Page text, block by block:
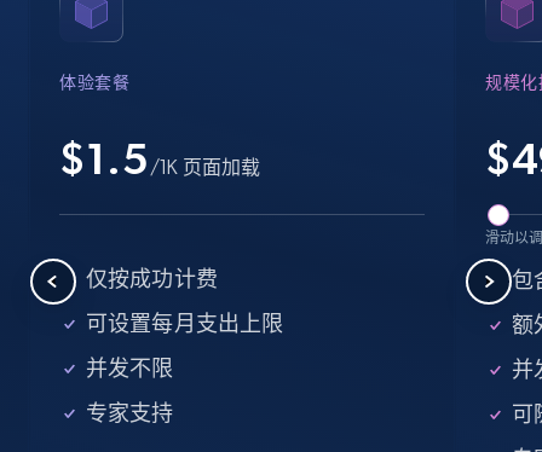
Name, URL, ID, Cb rank, Region, About,
Searching data by keyword
Name, URL, ID, Cb rank, Region, About,
Industries, Operating status, and more.
体验套餐
$1.5 /1K 页面加载
仅按成功计费
可设置每月支出上限
并发不限
专家支持
规模化
$
滑动以
包
额
并
可